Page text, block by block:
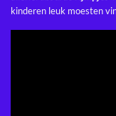
kinderen leuk moesten